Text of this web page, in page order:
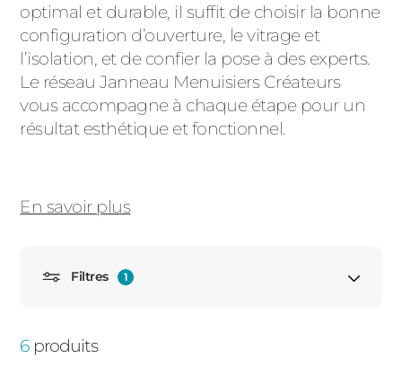
optimal et durable, il suffit de choisir la bonne
configuration d’ouverture, le vitrage et
l’isolation, et de confier la pose à des experts.
Le réseau Janneau Menuisiers Créateurs
vous accompagne à chaque étape pour un
résultat esthétique et fonctionnel.
En savoir plus
Filtres 1
Fenêtre oscillo battant 1 vantail
6produits
PVC
PORTAILS ET PORTILLONS
CARPORTS
CLÔTURES